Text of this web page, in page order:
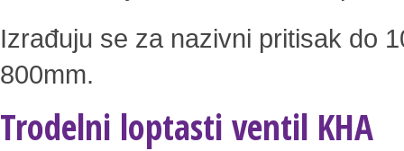
Izrađuju se za nazivni pritisak do
800mm.
Trodelni loptasti ventil KHA